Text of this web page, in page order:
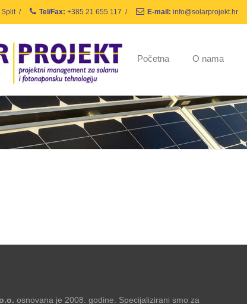
Split / Tel/Fax: +385 21 655 117 / E-mail: info@solarprojekt.hr
Početna O nama
osnovana je 2008. godine. Specijalizirani smo za